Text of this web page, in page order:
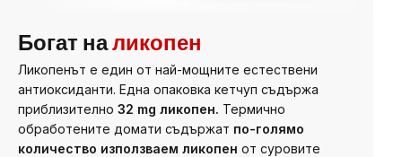
Богат наликопен
Ликопенът е един от най-мощните естествени
антиоксиданти. Една опаковка кетчуп съдържа
приблизително 32 mg ликопен. Термично
обработените домати съдържат по-голямо
количество използваем ликопен от суровите